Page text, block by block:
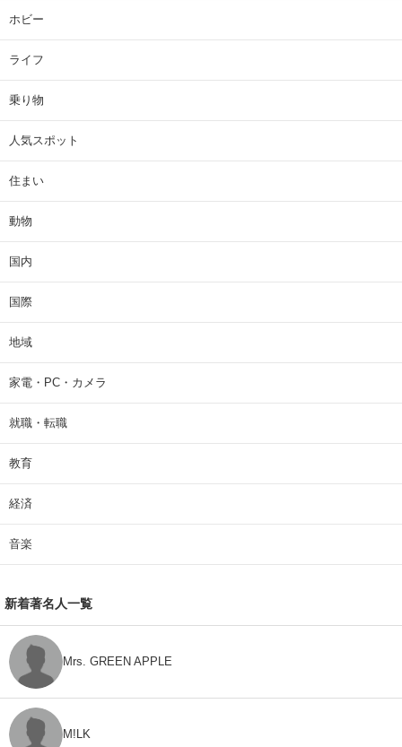
ホビー
ライフ
乗り物
人気スポット
住まい
動物
国内
国際
地域
家電・PC・カメラ
就職・転職
教育
経済
音楽
新着著名人一覧
Mrs. GREEN APPLE
M!LK